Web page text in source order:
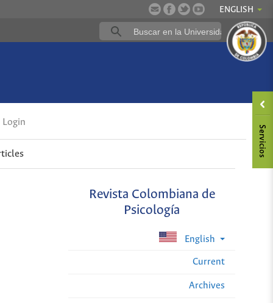
ENGLISH
Login
Revista Colombiana de
Psicología
English
Current
Archives